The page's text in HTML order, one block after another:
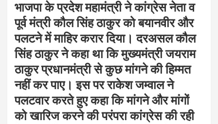
भाजपा के प्रदेश महामंत्री ने कांग्रेस नेता व
पूर्व मंत्री कौल सिंह ठाकुर को बयानवीर और
पलटने में माहिर करार दिया। दरअसल कौल
सिंह ठाकुर ने कहा था कि मुख्यमंत्री जयराम
ठाकुर प्रधानमंत्री से कुछ मांगने की हिम्मत
नहीं कर पाए। इस पर राकेश जम्वाल ने
पलटवार करते हुए कहा कि मांगने और मांगों
को खारिज करने की परंपरा कांग्रेस की रही